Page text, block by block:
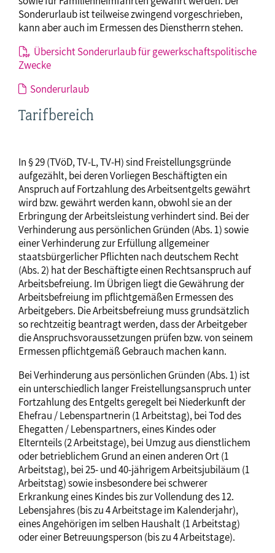
Sonderurlaub ist teilweise zwingend vorgeschrieben,
kann aber auch im Ermessen des Dienstherrn stehen.
Übersicht Sonderurlaub für gewerkschaftspolitische
Zwecke
Sonderurlaub
Tarifbereich
In § 29 (TVöD, TV-L, TV-H) sind Freistellungsgründe
aufgezählt, bei deren Vorliegen Beschäftigten ein
Anspruch auf Fortzahlung des Arbeitsentgelts gewährt
wird bzw. gewährt werden kann, obwohl sie an der
Erbringung der Arbeitsleistung verhindert sind. Bei der
Verhinderung aus persönlichen Gründen (Abs. 1) sowie
einer Verhinderung zur Erfüllung allgemeiner
staatsbürgerlicher Pflichten nach deutschem Recht
(Abs. 2) hat der Beschäftigte einen Rechtsanspruch auf
Arbeitsbefreiung. Im Übrigen liegt die Gewährung der
Arbeitsbefreiung im pflichtgemäßen Ermessen des
Arbeitgebers. Die Arbeitsbefreiung muss grundsätzlich
so rechtzeitig beantragt werden, dass der Arbeitgeber
die Anspruchsvoraussetzungen prüfen bzw. von seinem
Ermessen pflichtgemäß Gebrauch machen kann.
Bei Verhinderung aus persönlichen Gründen (Abs. 1) ist
ein unterschiedlich langer Freistellungsanspruch unter
Fortzahlung des Entgelts geregelt bei Niederkunft der
Ehefrau / Lebenspartnerin (1 Arbeitstag), bei Tod des
Ehegatten / Lebenspartners, eines Kindes oder
Elternteils (2 Arbeitstage), bei Umzug aus dienstlichem
oder betrieblichem Grund an einen anderen Ort (1
Arbeitstag), bei 25- und 40-jährigem Arbeitsjubiläum (1
Arbeitstag) sowie insbesondere bei schwerer
Erkrankung eines Kindes bis zur Vollendung des 12.
Lebensjahres (bis zu 4 Arbeitstage im Kalenderjahr),
eines Angehörigen im selben Haushalt (1 Arbeitstag)
oder einer Betreuungsperson (bis zu 4 Arbeitstage).